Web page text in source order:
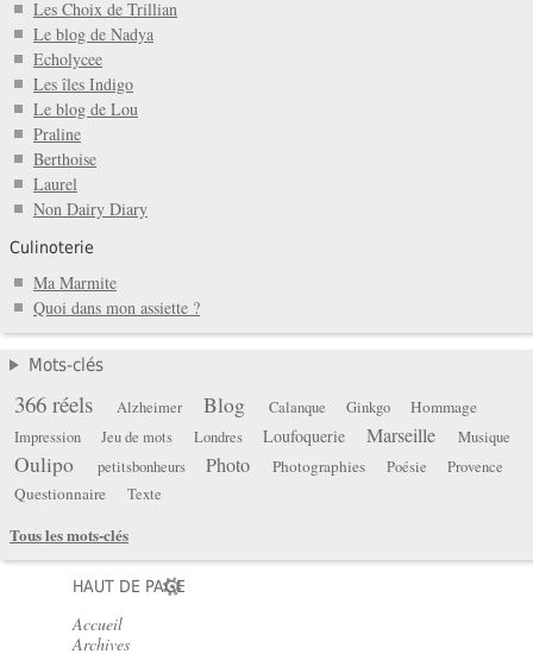
Les Choix de Trillian
Le blog de Nadya
Echolycee
Les îles Indigo
Le blog de Lou
Praline
Berthoise
Laurel
Non Dairy Diary
Culinoterie
Ma Marmite
Quoi dans mon assiette ?
Mots-clés
366 réels Alzheimer Blog Calanque Ginkgo Hommage
Impression Jeu de mots Londres Loufoquerie Marseille Musique
Oulipo petitsbonheurs Photo Photographies Poésie Provence
Questionnaire Texte
Tous les mots-clés
HAUT DE PAGE
Accueil
Archives